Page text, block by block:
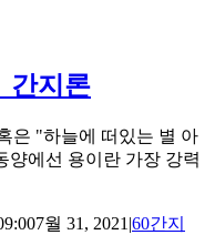
간지론
은 "하늘에 떠있는 별 아
양에선 용이란 가장 강력
7월 31, 2021 |60간지